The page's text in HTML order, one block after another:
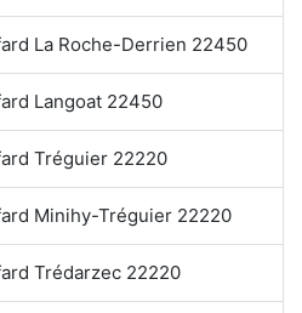
La Roche-Derrien 22450
Langoat 22450
Tréguier 22220
Minihy-Tréguier 22220
Trédarzec 22220